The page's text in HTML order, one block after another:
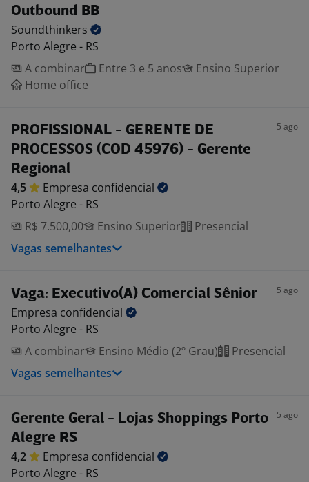
Outbound BB
Soundthinkers
Porto Alegre - RS
A combinar
Entre 3 e 5 anos
Ensino Superior
Home office
PROFISSIONAL - GERENTE DE
PROCESSOS (COD 45976) - Gerente
Regional
5 ago
4,5 Empresa confidencial
Porto Alegre - RS
R$ 7.500,00
Ensino Superior
Presencial
Vagas semelhantes
Vaga: Executivo(A) Comercial Sênior 5 ago
Empresa confidencial
Porto Alegre - RS
A combinar
Ensino Médio (2º Grau)
Presencial
Vagas semelhantes
Gerente Geral - Lojas Shoppings Porto
Alegre RS
5 ago
4,2 Empresa confidencial
Porto Alegre - RS